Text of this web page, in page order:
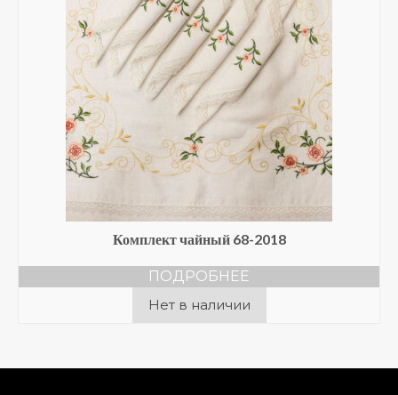
Комплект чайный 68-2018
ПОДРОБНЕЕ
Нет в наличии